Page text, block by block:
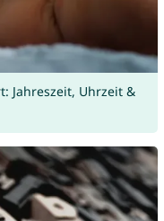
Jahreszeit, Uhrzeit &